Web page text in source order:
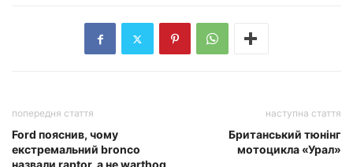
попередня стаття
Ford пояснив, чому
екстремальний bronco
наступна стаття
Британський тюнінг
мотоцикла «Урал»